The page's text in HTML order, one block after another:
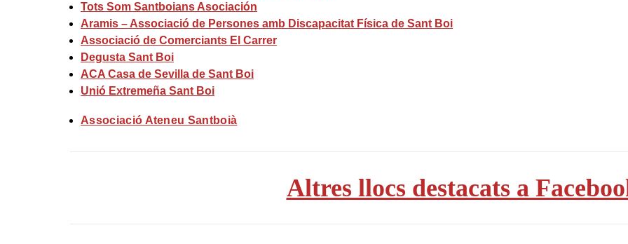
Tots Som Santboians Asociación
Aramis – Associació de Persones amb Discapacitat Física de Sant Boi
Associació de Comerciants El Carrer
Degusta Sant Boi
ACA Casa de Sevilla de Sant Boi
Unió Extremeña Sant Boi
Associació Ateneu Santboià
Altres llocs destacats a